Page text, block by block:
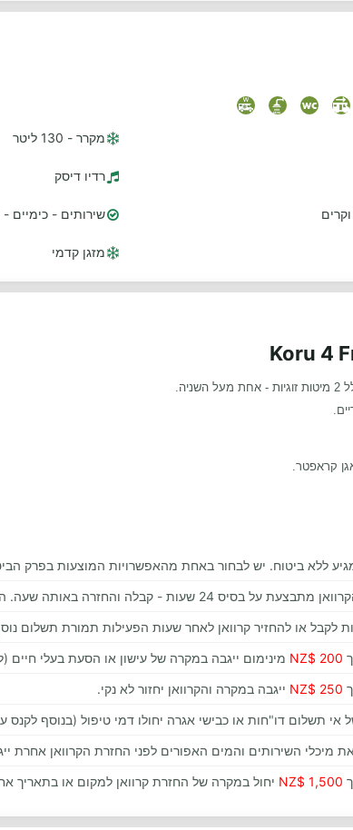
מקרר - 130 ליטר
רדיו דיסק
שירותים - כימיים
מזגן קדמי
קראפטר.
ללא ביטוח. יש לבחור באחת מהאפשרויות המוצעות בפרק
24 שעות - קבלה והחזרה באותה שעה. החזרה בשעה מאוחרת יותר תחושב עם יום נוסף.
או להחזיר קרוואן לאחר שעות הפעילות תמורת תשלום נוסף אך בכל
200 $NZ
מינימום ייגבה במקרה של עישון או הסעת בעלי חיים
250 $NZ
ייגבה במקרה והקרוואן יחזור לא נקי.
אי תשלום דו"חות או כבישי אגרה יחולו דמי טיפול (בנוסף לקנס
מיכלי השירותים והמים האפורים לפני החזרת הקרוואן אחרת
1,500 $NZ יחול במקרה של החזרת קרוואן למקום או בתאריך